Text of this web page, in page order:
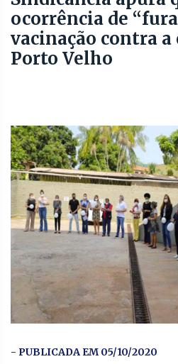
ocorrência de
vacinação contra a
Porto Velho
- PUBLICADA EM 05/10/2020